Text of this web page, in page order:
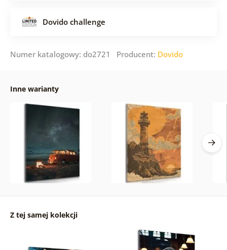
Dovido challenge
Numer katalogowy: do2721 Producent: Dovido
Inne warianty
Z tej samej kolekcji